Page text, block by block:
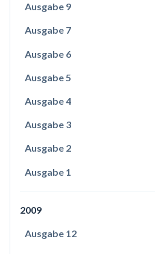
Ausgabe 9
Ausgabe 7
Ausgabe 6
Ausgabe 5
Ausgabe 4
Ausgabe 3
Ausgabe 2
Ausgabe 1
2009
Ausgabe 12